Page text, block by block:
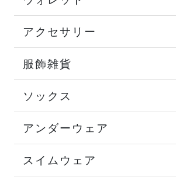
アクセサリー
服飾雑貨
ソックス
アンダーウェア
スイムウェア